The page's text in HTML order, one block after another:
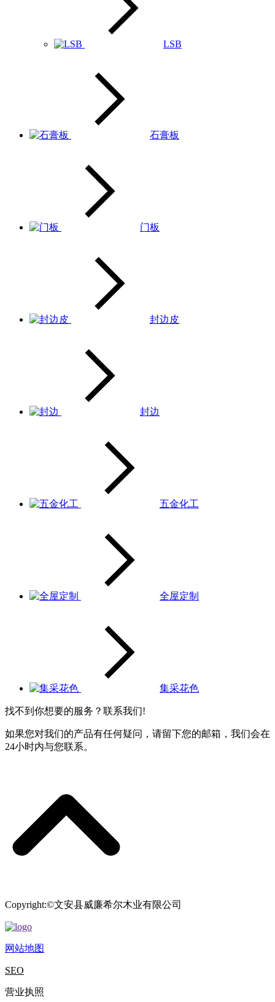
LSB
石膏板
门板
封边皮
封边
五金化工
全屋定制
集采花色
找不到你想要的服务？联系我们!
如果您对我们的产品有任何疑问，请留下您的邮箱，我们会在
24小时内与您联系。
Copyright:©文安县威廉希尔木业有限公司
网站地图
SEO
营业执照